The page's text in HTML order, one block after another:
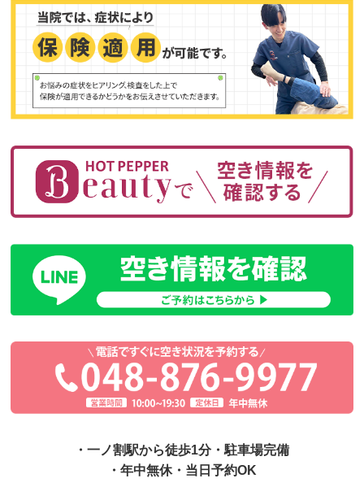
・一ノ割駅から徒歩1分・駐車場完備
・年中無休・当日予約OK